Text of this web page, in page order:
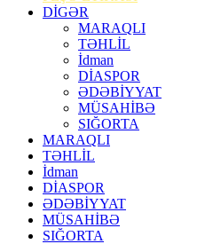
DİGƏR
MARAQLI
TƏHLİL
İdman
DİASPOR
ƏDƏBİYYAT
MÜSAHİBƏ
SIĞORTA
MARAQLI
TƏHLİL
İdman
DİASPOR
ƏDƏBİYYAT
MÜSAHİBƏ
SIĞORTA